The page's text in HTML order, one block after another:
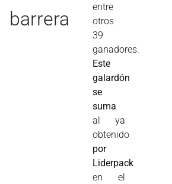
barrera
entre
otros
39
ganadores.
Este
galardón
se
suma
al ya
obtenido
por
Liderpack
en el